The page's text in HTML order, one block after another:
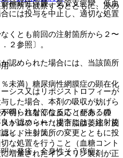
箇所を観察するとともに、次の
くとも前回の注射箇所から２〜
２参照〕。
認められた場合には、当該箇所
シス又はリポジストロフィーが
した場合、本剤の吸収が妨げら
得られなくなることがあるの
が認められた場合には、注射箇
し、注射箇所の変更とともに投
な処置を行うこと（血糖コント
増量されたインスリン製剤が正
神経性浮腫、気管支痙攣、低血
には投与を中止し、適切な処置
未満）糖尿病性網膜症の顕在化
明）注射部位反応（発赤、腫
トロフィー（皮下脂肪萎縮・皮
イドーシス。
）発疹、全身性そう痒症。